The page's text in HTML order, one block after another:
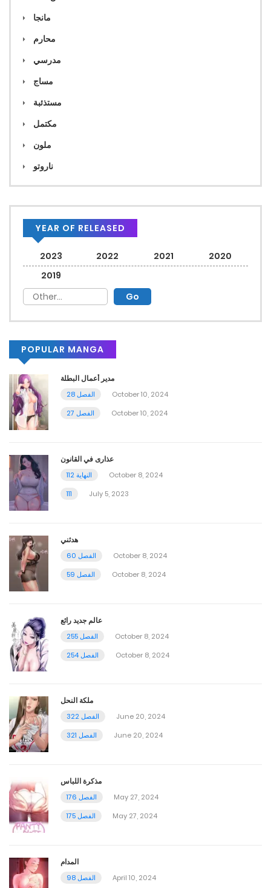
مانجا
محارم
مدرسي
مساج
مستذئبة
مكتمل
ملون
ناروتو
YEAR OF RELEASED
2023 2022 2021
2020
2019
POPULAR MANGA
مدير أعمال البطلة
الفصل 28
October 10, 2024
الفصل 27
October 10, 2024
عذارى في القانون
112 النهاية
October 8, 2024
111
July 5, 2023
هدئني
الفصل 60
October 8, 2024
الفصل 59
October 8, 2024
عالم جديد رائع
الفصل 255
October 8, 2024
الفصل 254
October 8, 2024
ملكة النحل
الفصل 322
June 20, 2024
الفصل 321
June 20, 2024
مذكرة اللباس
الفصل 176
May 27, 2024
الفصل 175
May 27, 2024
المدام
الفصل 98 April 10, 2024